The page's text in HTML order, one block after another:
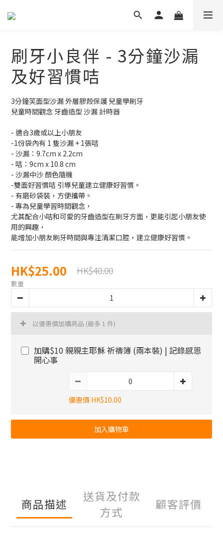
刷牙小良伴 - 3分鐘沙漏
及好習慣咭
3分鐘笑面型沙漏 外層膠殼保護 兒童學刷牙
兒童時間觀念 牙齒造型 沙漏 計時器
- 適合3歲或以上小朋友
-1份袋內有 1 隻沙漏 + 1張咭
- 沙漏：9.7cm x 2.2cm
- 咭：9cm x 10.8 cm
- 沙漏中沙 顏色隨機
-雙面好習慣咭 引導兒童建立健康好習慣。
- 有磨砂袋裝，方便攜帶。
- 專為兒童學習時間觀念，
尤其配合小咭和可愛的牙齒造型在刷牙方面，更能引起小朋友使
用的興趣，
能增加小朋友刷牙時間與專注清潔口腔，建立健康好習慣。
HK$25.00 HK$40.00
數量
以優惠價加購商品 (最多 1 件)
加購$10 親親主耶穌 祈禱簿 (兩本裝) | 記錄感恩
開心事
優惠價 HK$10.00
加入購物車
商品描述
送貨及付款
方式
顧客評價